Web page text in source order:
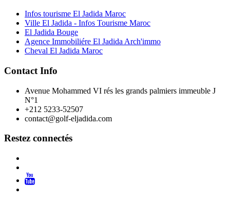
Infos tourisme El Jadida Maroc
Ville El Jadida - Infos Tourisme Maroc
El Jadida Bouge
Agence Immobiliére El Jadida Arch'immo
Cheval El Jadida Maroc
Contact Info
Avenue Mohammed VI rés les grands palmiers immeuble J
N°1
+212 5233-52507
contact@golf-eljadida.com
Restez connectés